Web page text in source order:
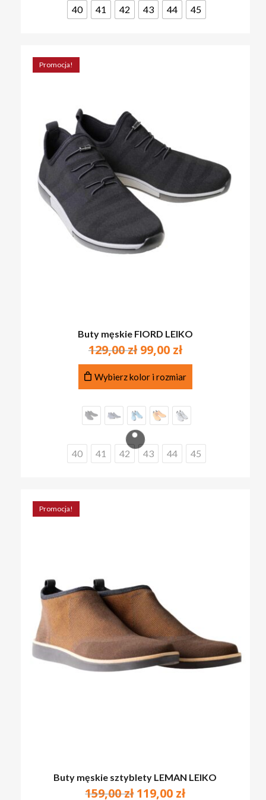
można
wybrać
40 41 42 43 44 45
Promocja!
Buty męskie FIORD LEIKO
129,00zł Pierwotna
cena
wynosiła:
129,00 zł.
99,00 złAktualna
cena
wynosi:
99,00 zł.
Wybierz kolor i rozmiar
można
wybrać
40 41 42 43 44 45
Promocja!
Buty męskie sztyblety LEMAN LEIKO
159,00zł Pierwotna
119,00 złAktualna